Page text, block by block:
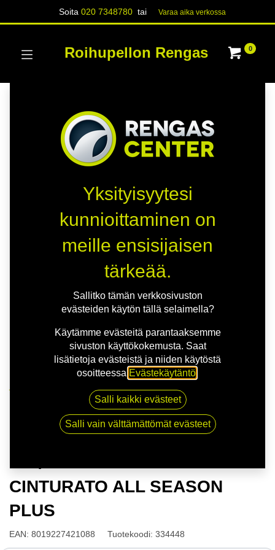
Soita020 7348780 tai Varaa aika verk​​​​ossa
Roihupellon Rengas 0
175/65R14 82T PIRELLI CINTURATO ALL SEASON
CINTURATO ALL SEASON
PLUS
EAN: 8019227421088 Tuotekoodi: 334448
Yksityisyytesi
kunnioittaminen on
meille ensisijaisen
tärkeää.
Sallitko tämän verkkosivuston
evästeiden käytön tällä selaimella?
Käytämme evästeitä parantaaksemme
sivuston käyttökokemusta. Saat
lisätietoja evästeistä ja niiden käytöstä
osoitteessa Evästekäytäntö
Salli kaikki evästeet
Salli vain välttämättömät evästeet